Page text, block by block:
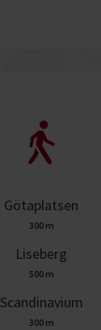
Götaplatsen
300 m
Liseberg
500 m
Scandinavium
300 m